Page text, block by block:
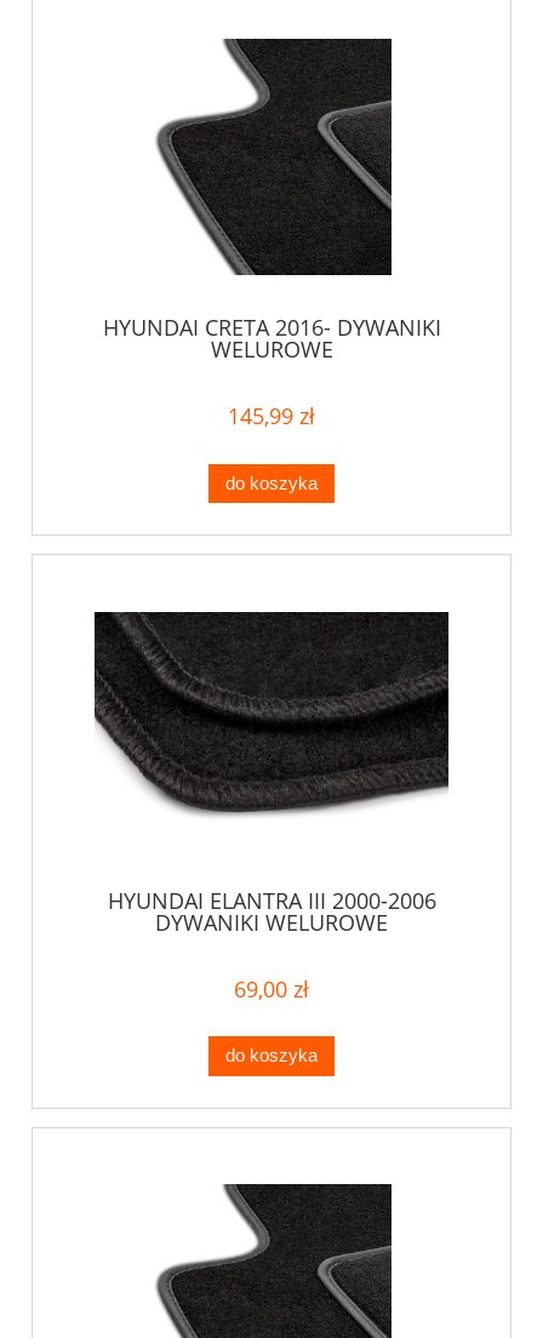
HYUNDAI CRETA 2016- DYWANIKI
WELUROWE
145,99 zł
do koszyka
HYUNDAI ELANTRA III 2000-2006
DYWANIKI WELUROWE
69,00 zł
do koszyka